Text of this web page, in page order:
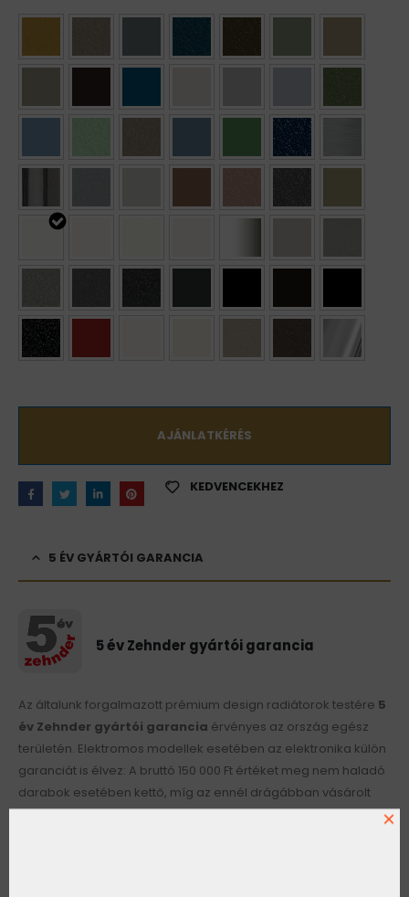
AJÁNLATKÉRÉS
KEDVENCEKHEZ
5 ÉV GYÁRTÓI GARANCIA
5 év Zehnder gyártói garancia
Az általunk forgalmazott prémium design radiátorok testére 5
év Zehnder gyártói garancia érvényes az ország egész
területén. Elektromos modellek esetében az elektronika külön
garanciát is élvez: A bruttó 150 000 Ft értéket meg nem haladó
darabok esetében kettő, míg az ennél drágábban vásárolt
radiátoroknál három évig vállalja a gyártó a javítást, vagy
×